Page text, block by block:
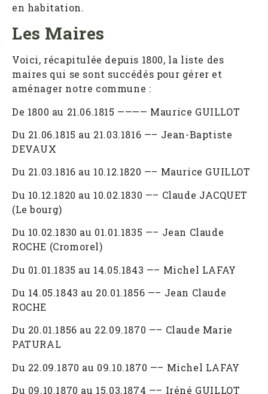
en habitation.
Les Maires
Voici, récapitulée depuis 1800, la liste des
maires qui se sont succédés pour gérer et
aménager notre commune :
De 1800 au 21.06.1815 ———— Maurice GUILLOT
Du 21.06.1815 au 21.03.1816 —– Jean-Baptiste
DEVAUX
Du 21.03.1816 au 10.12.1820 —– Maurice GUILLOT
Du 10.12.1820 au 10.02.1830 —– Claude JACQUET
(Le bourg)
Du 10.02.1830 au 01.01.1835 —– Jean Claude
ROCHE (Cromorel)
Du 01.01.1835 au 14.05.1843 —– Michel LAFAY
Du 14.05.1843 au 20.01.1856 —– Jean Claude
ROCHE
Du 20.01.1856 au 22.09.1870 —– Claude Marie
PATURAL
Du 22.09.1870 au 09.10.1870 —– Michel LAFAY
Du 09.10.1870 au 15.03.1874 —– Iréné GUILLOT